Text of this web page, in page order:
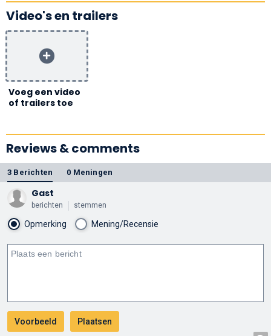
Video's en trailers
Voeg een video
of trailers toe
Reviews & comments
3 Berichten 0 Meningen
Gast
berichten stemmen
Opmerking Mening/Recensie